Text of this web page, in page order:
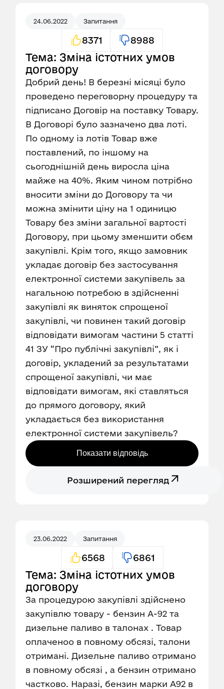
24.06.2022 Запитання
8371 8988
Тема: Зміна істотних умов
договору
Добрий день! В березні місяці було
проведено переговорну процедуру та
підписано Договір на поставку Товару.
В Договорі було зазначено два лоті.
По одному із лотів Товар вже
поставлений, по іншому на
сьогоднішній день виросла ціна
майже на 40%. Яким чином потрібно
вносити зміни до Договору та чи
можна змінити ціну на 1 одиницю
Товару без зміни загальної вартості
Договору, при цьому зменшити обєм
закупівлі. Крім того, якщо замовник
укладає договір без застосування
електронної системи закупівель за
нагальною потребою в здійсненні
закупівлі як виняток спрощеної
закупівлі, чи повинен такий договір
відповідати вимогам частини 5 статті
41 ЗУ “Про публічні закупівлі”, як і
договір, укладений за результатами
спрощеної закупівлі, чи має
відповідати вимогам, які ставляться
до прямого договору, який
укладається без використання
електронної системи закупівель?
Показати відповідь
Розширений перегляд
23.06.2022 Запитання
6568 6861
Тема: Зміна істотних умов
договору
За процедурою закупівлі здійснено
закупівлю товару - бензин А-92 та
дизельне паливо в талонах . Товар
оплаченоо в повному обсязі, талони
отримані. Дизельне паливо отримано
в повному обсязі , а бензин отримано
частково. Наразі, бензин марки А92 в